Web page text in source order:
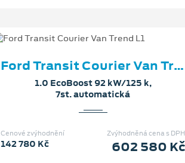
Ford Transit Courier Van Trend L1
1.0 EcoBoost 92 kW/125 k,
7st. automatická
Zvýhodněná cena s DPH
602 580 Kč
Cenové zvýhodnění
142 780 Kč